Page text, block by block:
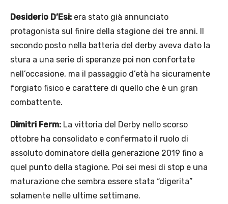
Desiderio D’Esi: era stato già annunciato
protagonista sul finire della stagione dei tre anni. Il
secondo posto nella batteria del derby aveva dato la
stura a una serie di speranze poi non confortate
nell’occasione, ma il passaggio d’età ha sicuramente
forgiato fisico e carattere di quello che è un gran
combattente.
Dimitri Ferm: La vittoria del Derby nello scorso
ottobre ha consolidato e confermato il ruolo di
assoluto dominatore della generazione 2019 fino a
quel punto della stagione. Poi sei mesi di stop e una
maturazione che sembra essere stata “digerita”
solamente nelle ultime settimane.